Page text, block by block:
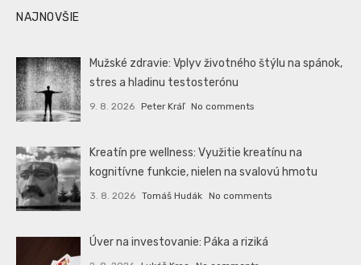
NAJNOVŠIE
Mužské zdravie: Vplyv životného štýlu na spánok,
stres a hladinu testosterónu
9. 8. 2026 Peter Kráľ No comments
Kreatín pre wellness: Využitie kreatínu na
kognitívne funkcie, nielen na svalovú hmotu
3. 8. 2026 Tomáš Hudák No comments
Úver na investovanie: Páka a riziká